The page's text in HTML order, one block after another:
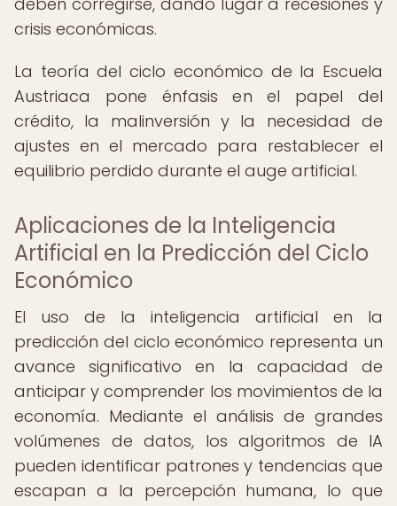
crisis económicas.
La teoría del ciclo económico de la Escuela
Austriaca pone énfasis en el papel del
crédito, la malinversión y la necesidad de
ajustes en el mercado para restablecer el
equilibrio perdido durante el auge artificial.
Aplicaciones de la Inteligencia
Artificial en la Predicción del Ciclo
Económico
El uso de la inteligencia artificial en la
predicción del ciclo económico representa un
avance significativo en la capacidad de
anticipar y comprender los movimientos de la
economía. Mediante el análisis de grandes
volúmenes de datos, los algoritmos de IA
pueden identificar patrones y tendencias que
escapan a la percepción humana, lo que